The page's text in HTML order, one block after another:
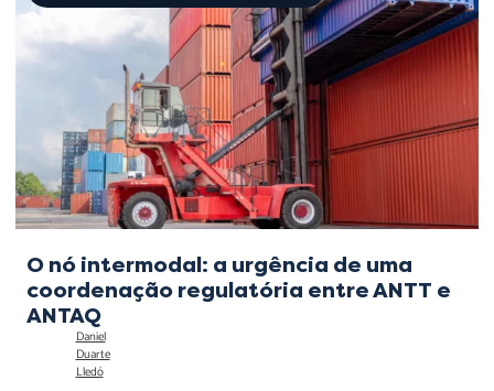
urgência de uma
coordenação regulatória
entre ANTT e ANTAQ
O nó intermodal: a urgência de uma
coordenação regulatória entre ANTT e
ANTAQ
Daniel
Duarte
Lledó